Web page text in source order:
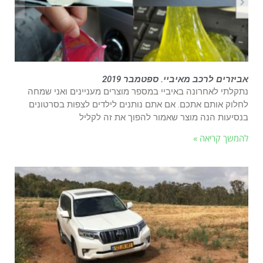
אביזרים לרכב מאיביי. ספטמבר 2019
נתקלתי לאחרונה באיביי במספר מוצרים מעניינים ואני שמחה
לחלוק אותם אתכם. אם אתם נותנים לילדים לצפות בסרטונים
בנסיעות הנה מוצר שאמור להפוך את זה לקליל
להמשך קריאה »